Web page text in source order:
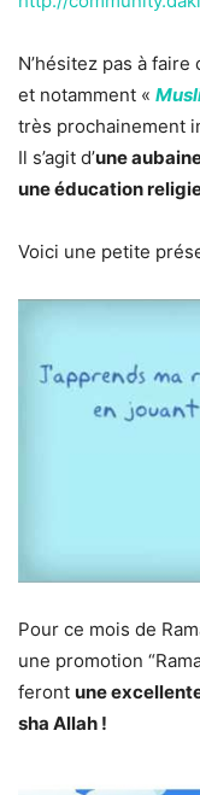
N’hésitez pas à
et notamment «
très prochainement
Il s’agit d’une
une éducation
Voici une petite
Pour ce mois de
une promotion
feront une
sha Allah !